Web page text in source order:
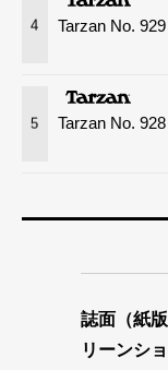
4 Tarzan No.
5 Tarzan No.
誌面（紙
リーンシ